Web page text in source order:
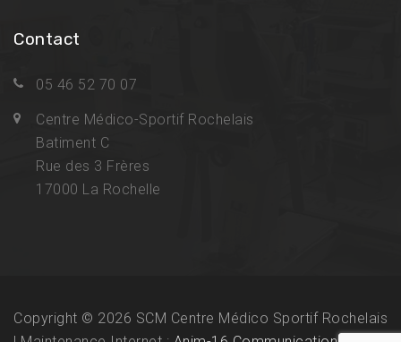
Contact
05 46 52 70 07
Centre Médico-Sportif Rochelais
Batiment C
Rue des 3 Frères
17000 La Rochelle
Copyright © 2026 SCM Centre Médico Sportif Rochelais